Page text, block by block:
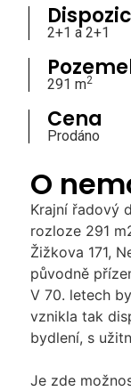
2+1 a 2+1
291 m2
Cena
Prodáno
O
Krajní řadový
rozloze 291
Žižkova 171,
původně
V 70. letech
vznikla tak
bydlení, s
Je zde